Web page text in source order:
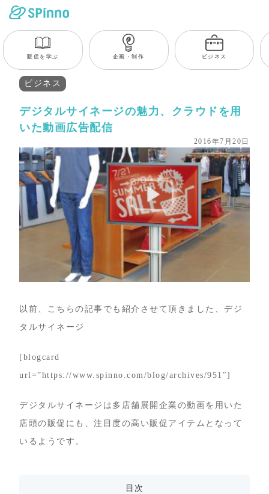
販促を学ぶ 企画・制作 ビジネス
ビジネス
デジタルサイネージの魅力、クラウドを用
いた動画広告配信
2016年7月20日
以前、こちらの記事でも紹介させて頂きました、デジ
タルサイネージ
[blogcard
url=”https://www.spinno.com/blog/archives/951″]
デジタルサイネージは多店舗展開企業の動画を用いた
店頭の販促にも、注目度の高い販促アイテムとなって
いるようです。
目次